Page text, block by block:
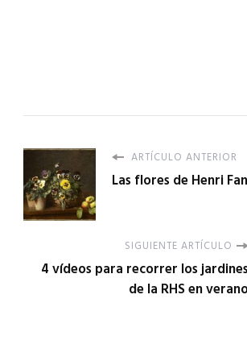
ARTÍCULO ANTERIOR
Las flores de Henri
SIGUIENTE ARTÍCULO
4 vídeos para recorrer los jardines
de la RHS en verano